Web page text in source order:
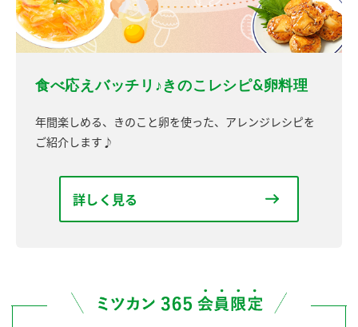
食べ応えバッチリ♪きのこレシピ&卵料理
年間楽しめる、きのこと卵を使った、アレンジレシピを
ご紹介します♪
詳しく見る